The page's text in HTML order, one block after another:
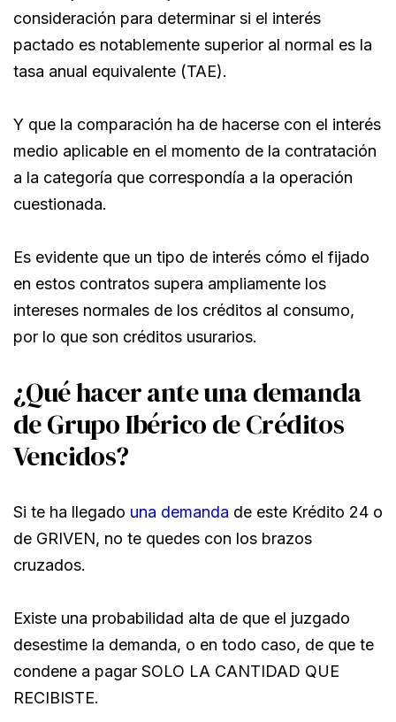
consideración para determinar si el interés
pactado es notablemente superior al normal es la
tasa anual equivalente (TAE).
Y que la comparación ha de hacerse con el interés
medio aplicable en el momento de la contratación
a la categoría que correspondía a la operación
cuestionada.
Es evidente que un tipo de interés cómo el fijado
en estos contratos supera ampliamente los
intereses normales de los créditos al consumo,
por lo que son créditos usurarios.
¿Qué hacer ante una demanda
de Grupo Ibérico de Créditos
Vencidos?
Si te ha llegado una demanda de este Krédito 24 o
de GRIVEN, no te quedes con los brazos
cruzados.
Existe una probabilidad alta de que el juzgado
desestime la demanda, o en todo caso, de que te
condene a pagar SOLO LA CANTIDAD QUE
RECIBISTE.